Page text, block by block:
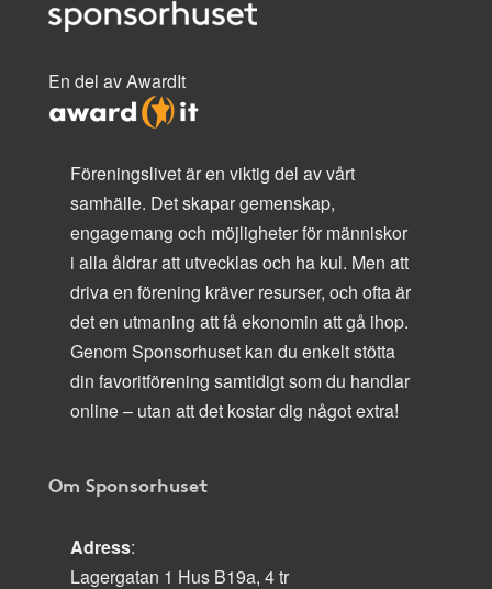
En del av AwardIt
Föreningslivet är en viktig del av vårt
samhälle. Det skapar gemenskap,
engagemang och möjligheter för människor
i alla åldrar att utvecklas och ha kul. Men att
driva en förening kräver resurser, och ofta är
det en utmaning att få ekonomin att gå ihop.
Genom Sponsorhuset kan du enkelt stötta
din favoritförening samtidigt som du handlar
online – utan att det kostar dig något extra!
Om Sponsorhuset
Adress:
Lagergatan 1 Hus B19a, 4 tr